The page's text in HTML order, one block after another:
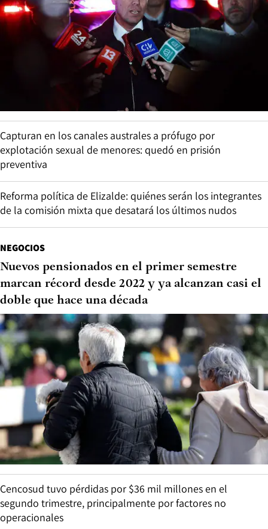
Capturan en los canales australes a prófugo por
explotación sexual de menores: quedó en prisión
preventiva
Reforma política de Elizalde: quiénes serán los integrantes
de la comisión mixta que desatará los últimos nudos
NEGOCIOS
Nuevos pensionados en el primer semestre
marcan récord desde 2022 y ya alcanzan casi el
doble que hace una década
Cencosud tuvo pérdidas por $36 mil millones en el
segundo trimestre, principalmente por factores no
operacionales